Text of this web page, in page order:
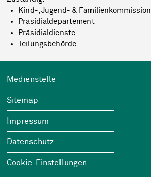
Kind-, Jugend- & Familienkommission
Präsidialdepartement
Präsidialdienste
Teilungsbehörde
Footer
Wichtige Links
Medienstelle
Sitemap
Impressum
Datenschutz
Cookie-Einstellungen